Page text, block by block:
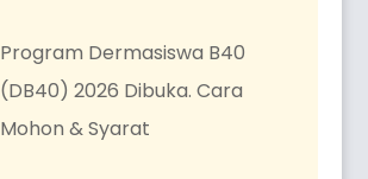
Program Dermasiswa B40
(DB40) 2026 Dibuka. Cara
Mohon & Syarat